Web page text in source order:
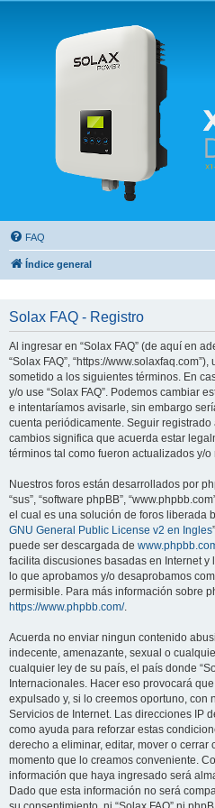
Solax FAQ
Lugar para intercambiar dudas sobre
FAQ
Índice general
Solax FAQ - Registro
Al ingresar en “Solax FAQ” (de aquí en
“Solax FAQ”, “https://
sometido a los siguientes términos. En
y/o use “Solax FAQ”. Podemos cambiar
e intentaríamos avisarle, sin embargo
cuenta periódicamente. Seguir registrado
cambios significa que acuerda estar
términos tal como fueron actualizados y/o
Nuestros foros están desarrollados por
“sus”, “software phpBB”,
el cual es una solución de foros liberada
GNU General Public License v2 en Ingles
puede ser descargada de
facilita discusiones basadas en Internet y
lo que aprobamos y/o desaprobamos
permisible. Para más información sobre
https://www.phpbb.com/.
Acuerda no enviar ningun contenido
indecente, amenazante, sexual o
cualquier ley de su país, el país donde
Internacionales. Hacer eso provocará
expulsado y, si lo creemos oportuno, con
Servicios de Internet. Las direcciones IP
como ayuda para reforzar estas
derecho a eliminar, editar, mover o
momento que lo creamos conveniente.
información que haya ingresado será
Dado que esta información no será